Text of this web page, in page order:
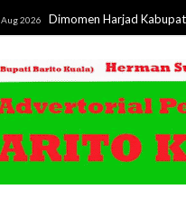
Harjad Kabupaten ke-24,